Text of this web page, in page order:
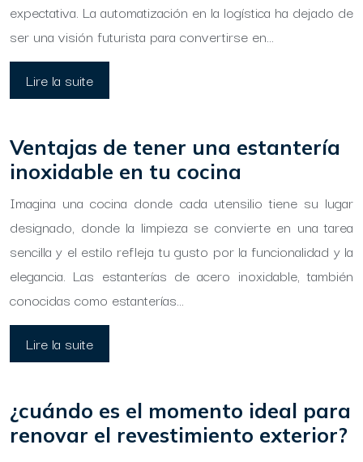
expectativa. La automatización en la logística ha dejado de
ser una visión futurista para convertirse en…
Lire la suite
Ventajas de tener una estantería
inoxidable en tu cocina
Imagina una cocina donde cada utensilio tiene su lugar
designado, donde la limpieza se convierte en una tarea
sencilla y el estilo refleja tu gusto por la funcionalidad y la
elegancia. Las estanterías de acero inoxidable, también
conocidas como estanterías…
Lire la suite
¿cuándo es el momento ideal para
renovar el revestimiento exterior?